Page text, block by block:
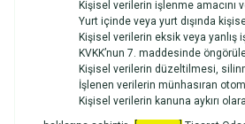
Kişisel verilerin işlenme amacını
Yurt içinde veya yurt dışında
Kişisel verilerin eksik veya
KVKK’nun 7. maddesinde
Kişisel verilerin düzeltilmesi,
İşlenen verilerin münhasıran
Kişisel verilerin kanuna aykırı